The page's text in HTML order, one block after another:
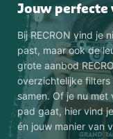
Jouw perfecte
Bij RECRON vind je
past, maar ook de
grote aanbod
overzichtelijke filters
samen. Of je nu met
pad gaat, hier vind
én jouw manier van